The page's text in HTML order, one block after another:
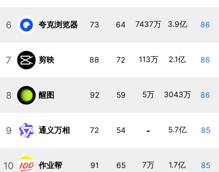
6 夸克浏览器 73 64 7437万 3.9亿 86
7 剪映 88 72 113万 2.1亿 86
8 醒图 92 59 5万 3043万 86
9 通义万相 72 54 - 5.7亿 85
10 作业帮 91 65 7万 1.7亿 85